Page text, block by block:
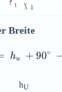
Breite
hu + 90∘
hU